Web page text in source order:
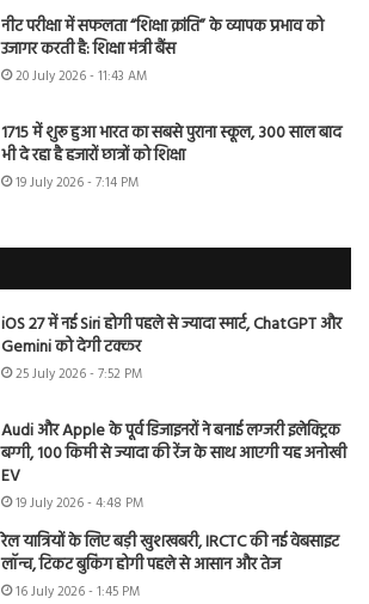
नीट परीक्षा में सफलता “शिक्षा क्रांति” के व्यापक प्रभाव को
उजागर करती है: शिक्षा मंत्री बैंस
20 July 2026 - 11:43 AM
1715 में शुरू हुआ भारत का सबसे पुराना स्कूल, 300 साल बाद
भी दे रहा है हजारों छात्रों को शिक्षा
19 July 2026 - 7:14 PM
iOS 27 में नई Siri होगी पहले से ज्यादा स्मार्ट, ChatGPT और
Gemini को देगी टक्कर
25 July 2026 - 7:52 PM
Audi और Apple के पूर्व डिजाइनरों ने बनाई लग्जरी इलेक्ट्रिक
बग्गी, 100 किमी से ज्यादा की रेंज के साथ आएगी यह अनोखी
EV
19 July 2026 - 4:48 PM
रेल यात्रियों के लिए बड़ी खुशखबरी, IRCTC की नई वेबसाइट
लॉन्च, टिकट बुकिंग होगी पहले से आसान और तेज
16 July 2026 - 1:45 PM